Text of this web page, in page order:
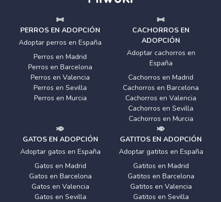
PERROS EN ADOPCIÓN
Adoptar perros en España
Perros en Madrid
Perros en Barcelona
Perros en Valencia
Perros en Sevilla
Perros en Murcia
CACHORROS EN
ADOPCIÓN
Adoptar cachorros en
España
Cachorros en Madrid
Cachorros en Barcelona
Cachorros en Valencia
Cachorros en Sevilla
Cachorros en Murcia
GATOS EN ADOPCIÓN
Adoptar gatos en España
Gatos en Madrid
Gatos en Barcelona
Gatos en Valencia
Gatos en Sevilla
GATITOS EN ADOPCIÓN
Adoptar gatitos en España
Gatitos en Madrid
Gatitos en Barcelona
Gatitos en Valencia
Gatitos en Sevilla